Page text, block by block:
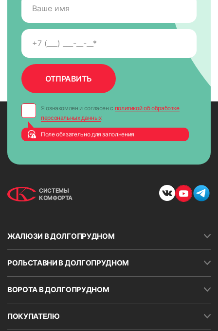
Я ознакомлен и согласен с политикой об обработке
персональных данных
Поле обязательно для заполнения
СИСТЕМЫ
КОМФОРТА
ЖАЛЮЗИ В ДОЛГОПРУДНОМ
РОЛЬСТАВНИ В ДОЛГОПРУДНОМ
ВОРОТА В ДОЛГОПРУДНОМ
ПОКУПАТЕЛЮ